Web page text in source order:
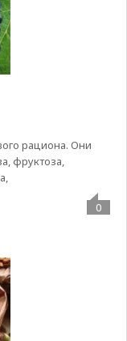
рациона. Они
фруктоза,
0